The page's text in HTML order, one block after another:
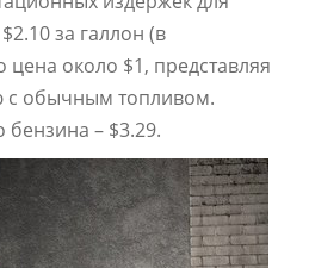
за галлон (в
около $1, представляя
с обычным топливом.
бензина – $3.29.